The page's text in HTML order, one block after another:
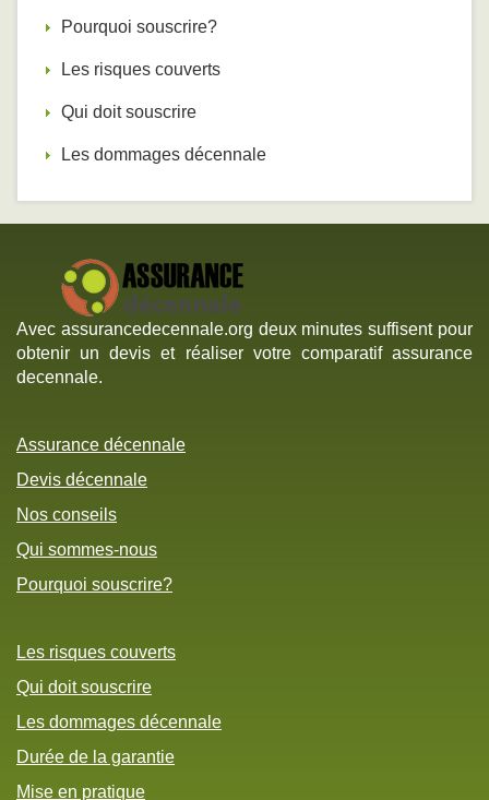
Pourquoi souscrire?
Les risques couverts
Qui doit souscrire
Les dommages décennale
Avec assurancedecennale.org deux minutes suffisent pour
obtenir un devis et réaliser votre comparatif assurance
decennale.
Assurance décennale
Devis décennale
Nos conseils
Qui sommes-nous
Pourquoi souscrire?
Les risques couverts
Qui doit souscrire
Les dommages décennale
Durée de la garantie
Mise en pratique